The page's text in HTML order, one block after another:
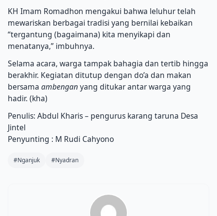
KH Imam Romadhon mengakui bahwa leluhur telah
mewariskan berbagai tradisi yang bernilai kebaikan
“tergantung (bagaimana) kita menyikapi dan
menatanya,” imbuhnya.
Selama acara, warga tampak bahagia dan tertib hingga
berakhir. Kegiatan ditutup dengan do’a dan makan
bersama ambenganyang ditukar antar warga yang
hadir. (kha)
Penulis: Abdul Kharis – pengurus karang taruna Desa
Jintel
Penyunting : M Rudi Cahyono
#Nganjuk #Nyadran